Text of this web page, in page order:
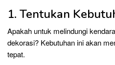
1. Tentukan
Apakah untuk melindungi
dekorasi? Kebutuhan ini akan
tepat.